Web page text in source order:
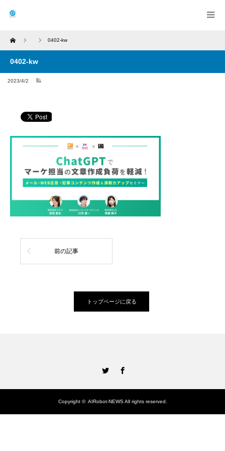
Home 0402-kw
0402-kw
2023/4/2
前の記事
トップページに戻る
Copyright © AIRobot-NEWSAll rights reserved.